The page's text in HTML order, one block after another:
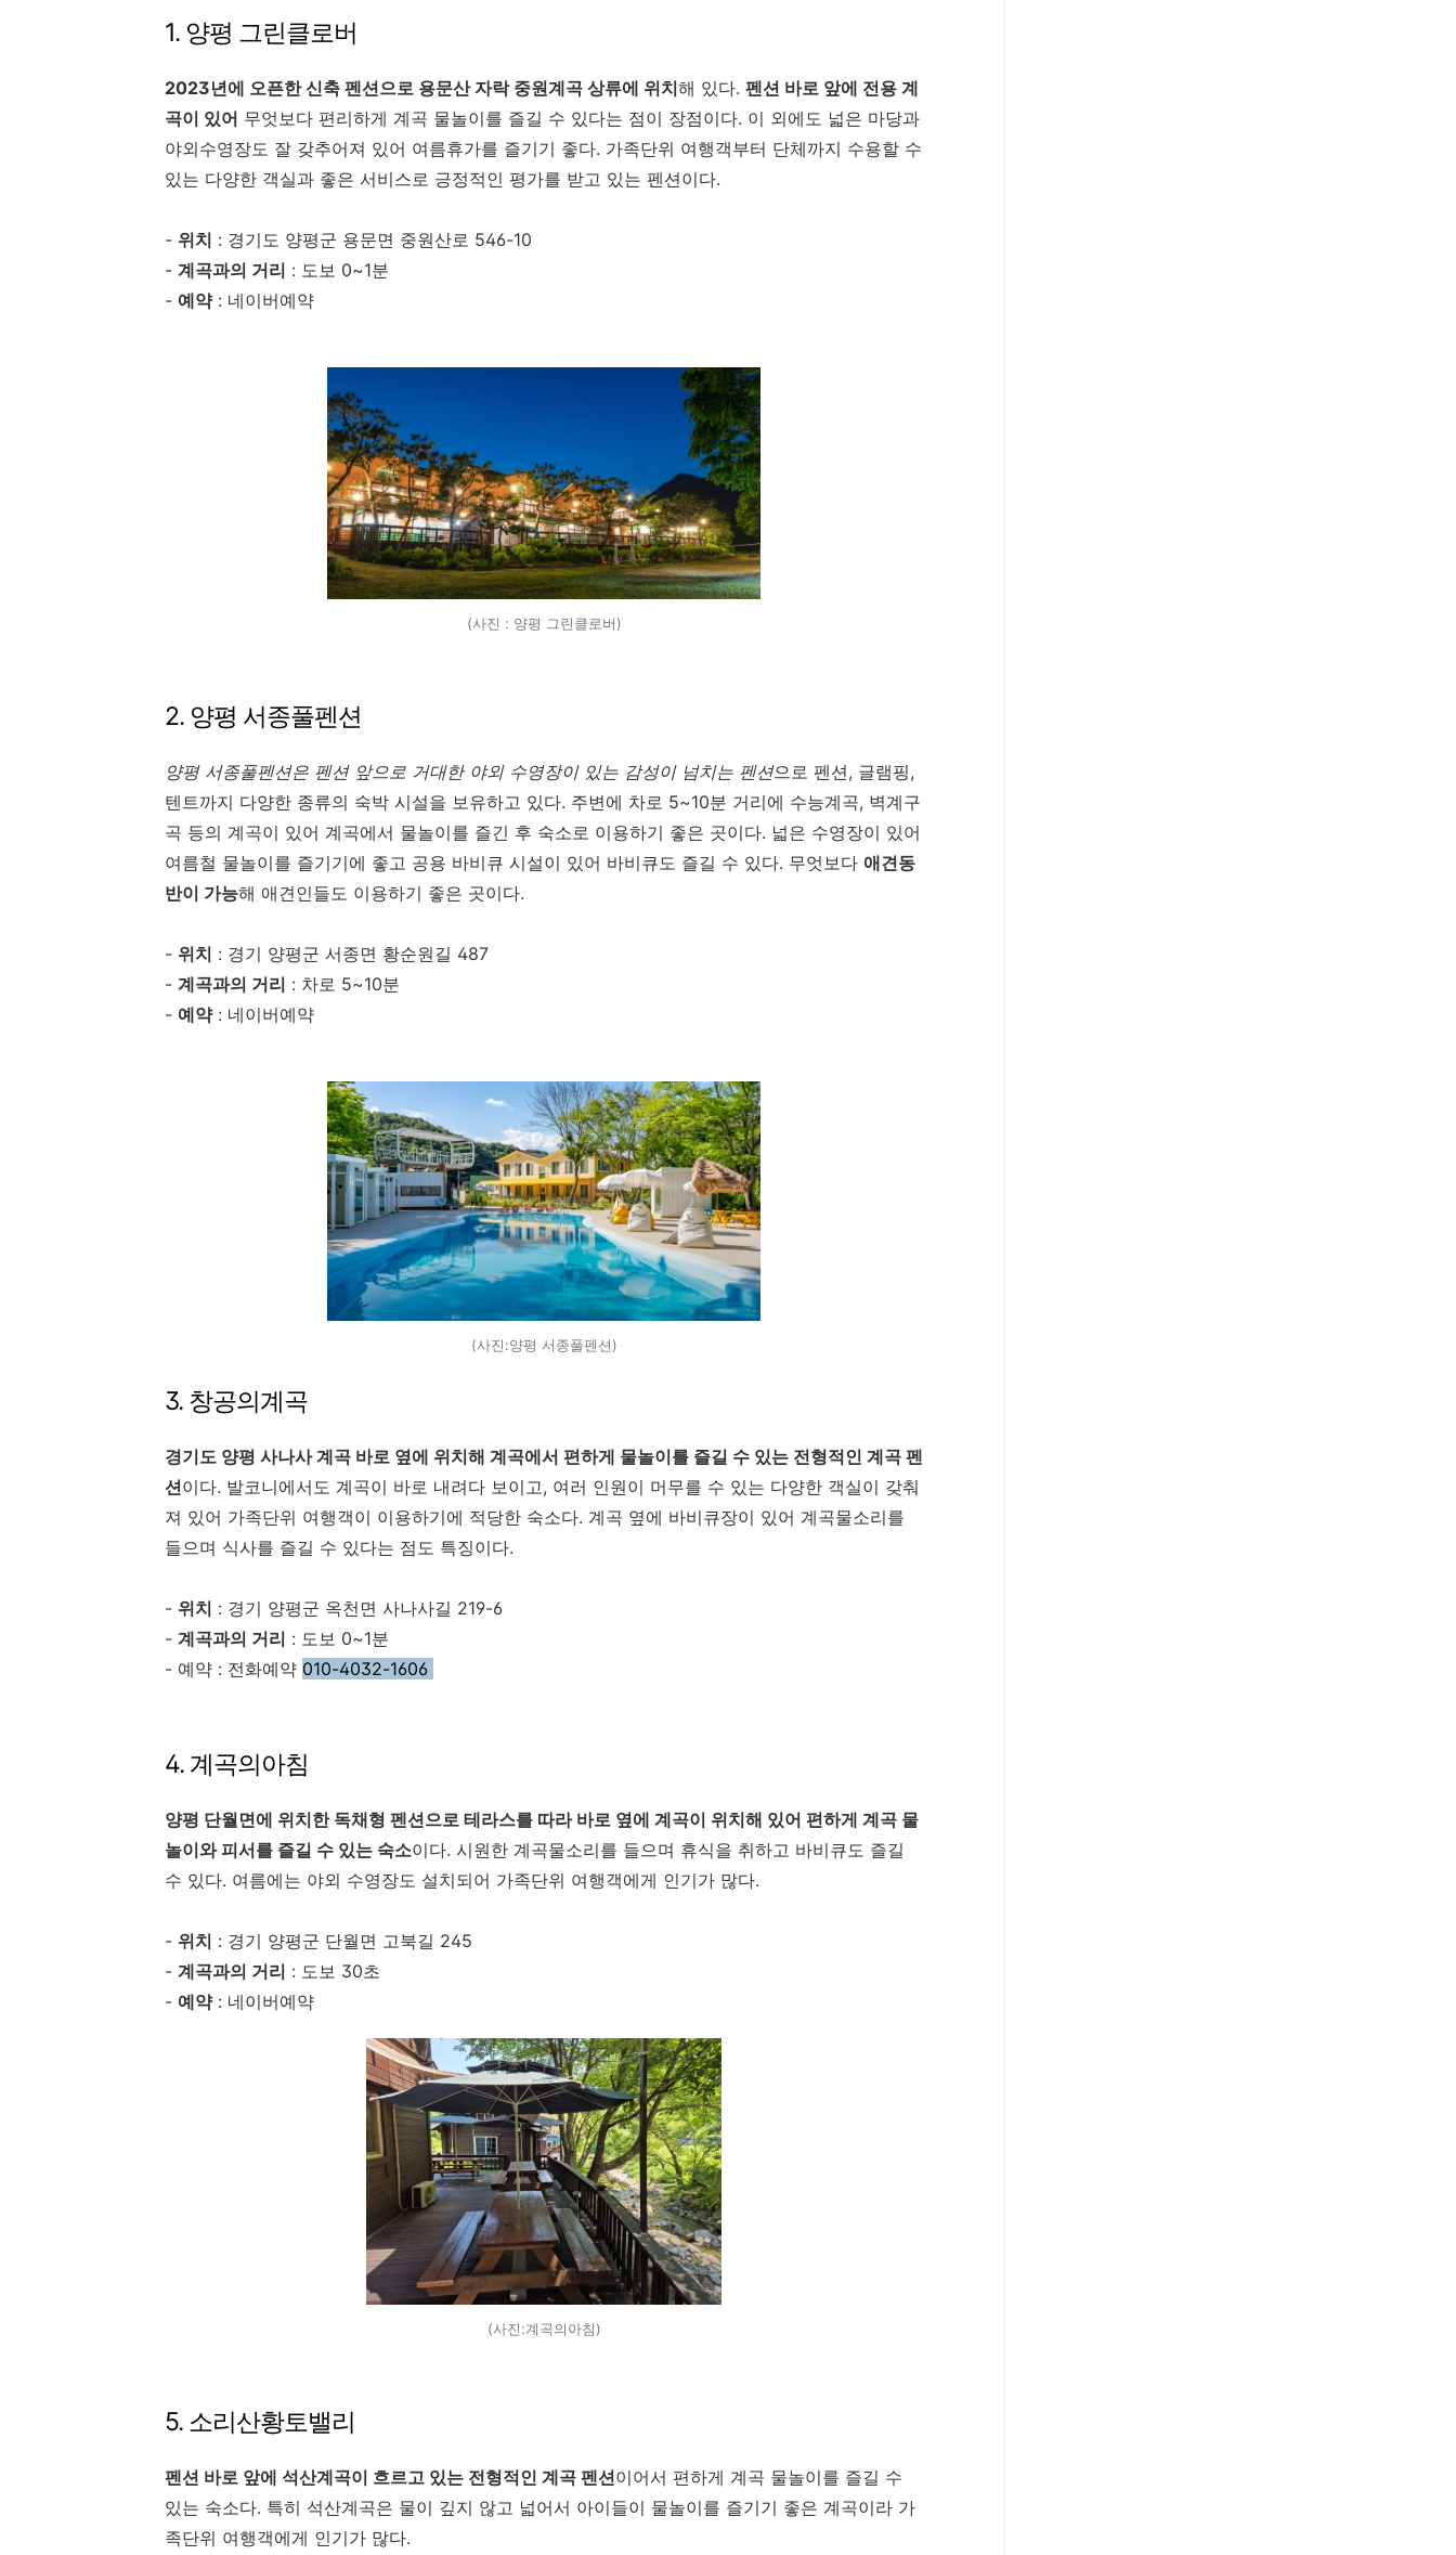
1. 양평 그린클로버
2023년에 오픈한 신축 펜션으로 용문산 자락 중원계곡 상류에 위치해 있다. 펜션 바로 앞에 전용 계
곡이 있어 무엇보다 편리하게 계곡 물놀이를 즐길 수 있다는 점이 장점이다. 이 외에도 넓은 마당과
야외수영장도 잘 갖추어져 있어 여름휴가를 즐기기 좋다. 가족단위 여행객부터 단체까지 수용할 수
있는 다양한 객실과 좋은 서비스로 긍정적인 평가를 받고 있는 펜션이다.
- 위치 : 경기도 양평군 용문면 중원산로 546-10
- 계곡과의 거리 : 도보 0~1분
- 예약: 네이버예약
(사진 : 양평 그린클로버)
2. 양평 서종풀펜션
양평 서종풀펜션은 펜션 앞으로 거대한 야외 수영장이 있는 감성이 넘치는 펜션으로 펜션, 글램핑,
텐트까지 다양한 종류의 숙박 시설을 보유하고 있다. 주변에 차로 5~10분 거리에 수능계곡, 벽계구
곡 등의 계곡이 있어 계곡에서 물놀이를 즐긴 후 숙소로 이용하기 좋은 곳이다. 넓은 수영장이 있어
여름철 물놀이를 즐기기에 좋고 공용 바비큐 시설이 있어 바비큐도 즐길 수 있다. 무엇보다 애견동
반이 가능해 애견인들도 이용하기 좋은 곳이다.
- 위치 : 경기 양평군 서종면 황순원길 487
- 계곡과의 거리 : 차로 5~10분
- 예약: 네이버예약
(사진:양평 서종풀펜션)
3. 창공의계곡
경기도 양평 사나사 계곡 바로 옆에 위치해 계곡에서 편하게 물놀이를 즐길 수 있는 전형적인 계곡 펜
션이다. 발코니에서도 계곡이 바로 내려다 보이고, 여러 인원이 머무를 수 있는 다양한 객실이 갖춰
져 있어 가족단위 여행객이 이용하기에 적당한 숙소다. 계곡 옆에 바비큐장이 있어 계곡물소리를
들으며 식사를 즐길 수 있다는 점도 특징이다.
- 위치 : 경기 양평군 옥천면 사나사길 219-6
- 계곡과의 거리 : 도보 0~1분
- 예약 : 전화예약 010-4032-1606
4. 계곡의아침
양평 단월면에 위치한 독채형 펜션으로 테라스를 따라 바로 옆에 계곡이 위치해 있어 편하게 계곡 물
놀이와 피서를 즐길 수 있는 숙소이다. 시원한 계곡물소리를 들으며 휴식을 취하고 바비큐도 즐길
수 있다. 여름에는 야외 수영장도 설치되어 가족단위 여행객에게 인기가 많다.
- 위치 : 경기 양평군 단월면 고북길 245
- 계곡과의 거리 : 도보 30초
- 예약: 네이버예약
(사진:계곡의아침)
5. 소리산황토밸리
펜션 바로 앞에 석산계곡이 흐르고 있는 전형적인 계곡 펜션이어서 편하게 계곡 물놀이를 즐길 수
있는 숙소다. 특히 석산계곡은 물이 깊지 않고 넓어서 아이들이 물놀이를 즐기기 좋은 계곡이라 가
족단위 여행객에게 인기가 많다.